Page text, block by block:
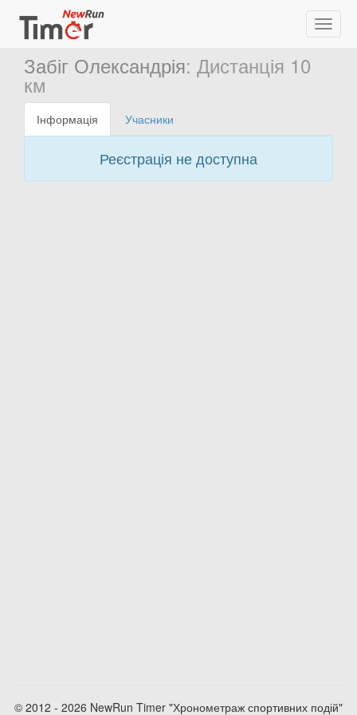
Забіг Олександрія: Дистанція 10
км
Інформація Учасники
Реєстрація не доступна
© 2012 - 2026 NewRun Timer "Хронометраж спортивних подій"